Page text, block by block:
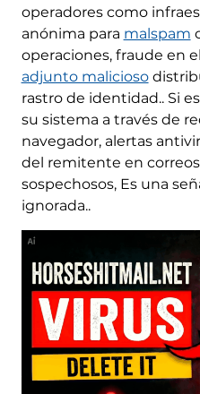
operadores como
anónima para malspam
operaciones, fraude en
adjunto malicioso
rastro de identidad.. Si
su sistema a través de
navegador, alertas
del remitente en
sospechosos, Es una
ignorada..